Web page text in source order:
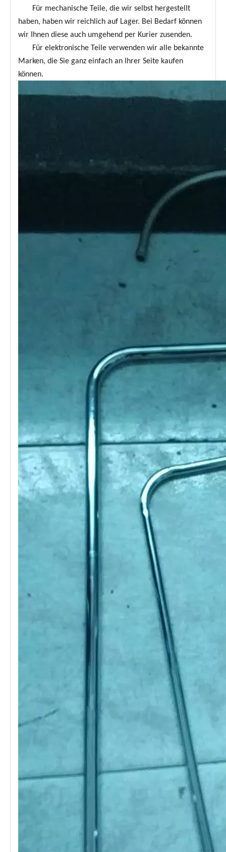
Für mechanische Teile, die wir selbst hergestellt
haben, haben wir reichlich auf Lager. Bei Bedarf können
wir Ihnen diese auch umgehend per Kurier zusenden.
Für elektronische Teile verwenden wir alle bekannte
Marken, die Sie ganz einfach an Ihrer Seite kaufen
können.